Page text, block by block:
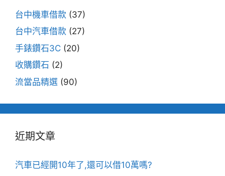
台中機車借款 (37)
台中汽車借款 (27)
手錶鑽石3C (20)
收購鑽石 (2)
流當品精選 (90)
近期文章
汽車已經開10年了,還可以借10萬嗎?